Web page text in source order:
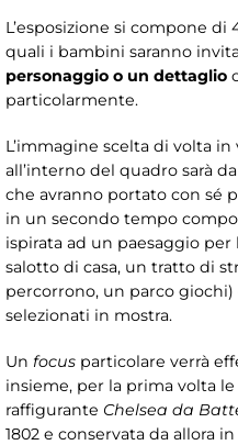
L’esposizione si compone
quali i bambini saranno
personaggio o un dettaglio
particolarmente.
L’immagine scelta di volta
all’interno del quadro sarà
che avranno portato con sé
in un secondo tempo
ispirata ad un paesaggio per
salotto di casa, un tratto di
percorrono, un parco
selezionati in mostra.
Un focus particolare verrà
insieme, per la prima volta
raffigurante Chelsea da
1802 e conservata da allora